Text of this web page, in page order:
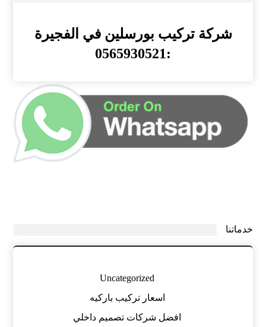
شركة تركيب بورسلين في الفجيرة
:0565930521
خدماتنا
Uncategorized
اسعار تركيب باركيه
افضل شركات تصميم داخلي